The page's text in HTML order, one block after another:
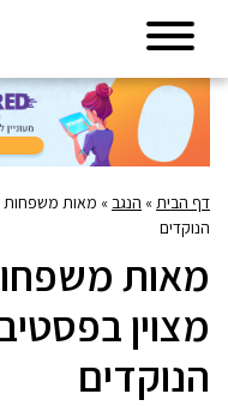
דף הבית» הנגב» מאות משפחות
הנוקדים
מאות
מצוין
הנוקדים